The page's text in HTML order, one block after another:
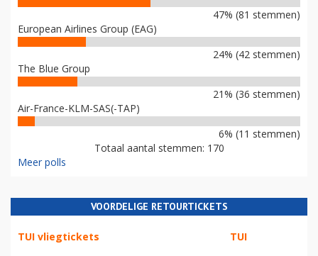
47% (81 stemmen)
European Airlines Group (EAG)
24% (42 stemmen)
The Blue Group
21% (36 stemmen)
Air-France-KLM-SAS(-TAP)
6% (11 stemmen)
Totaal aantal stemmen: 170
Meer polls
VOORDELIGE RETOURTICKETS
TUI vliegtickets TUI